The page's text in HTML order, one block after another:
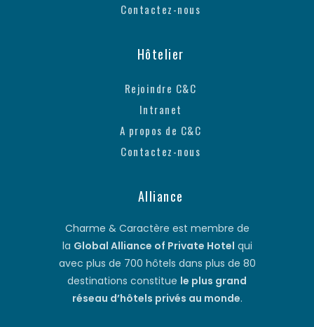
Contactez-nous
Hôtelier
Rejoindre C&C
Intranet
A propos de C&C
Contactez-nous
Alliance
Charme & Caractère est membre de
la Global Alliance of Private Hotel qui
avec plus de 700 hôtels dans plus de 80
destinations constitue le plus grand
réseau d’hôtels privés au monde.